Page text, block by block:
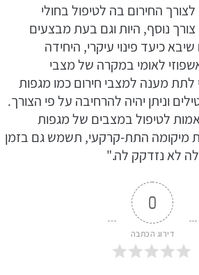
החירום בה לטיפול בחולי
צורך נוסף, היות וגם בעת מבצעים
כיעד פינוי עיקרי, היחידה
לאומי במקרה של מצבי
מענה למצבי חירום כמו מגפות
וניתן יהיה להרחיבה על פי הצורך.
לטיפול במצבים של מגפות
מיקומה התת-קרקעי, תשמש גם בזמן
לא נזדקק לה."
0
דירוג הכתבה